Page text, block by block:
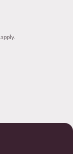
apply.